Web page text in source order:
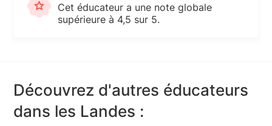
Cet éducateur a une note globale
supérieure à 4,5 sur 5.
Découvrez d'autres éducateurs
dans les Landes :